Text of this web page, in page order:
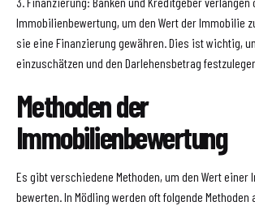
Immobilienbewertung, um den Wert der Immobilie
sie eine Finanzierung gewähren. Dies ist wichtig,
einzuschätzen und den Darlehensbetrag
Methoden der
Immobilienbewertung
Es gibt verschiedene Methoden, um den Wert einer
bewerten. In Mödling werden oft folgende Methoden